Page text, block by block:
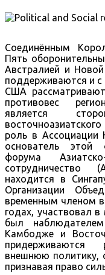
Соединённым
Пять
Австралией и
поддерживаются и
США
противовес
является
роль в Ассоциации
основатель этой
форума Азиатско-
сотрудничество
находится в
Организации
временным членом в
годах, участвовал
был
Камбодже и
придерживаются
внешнюю политику,
признавая право